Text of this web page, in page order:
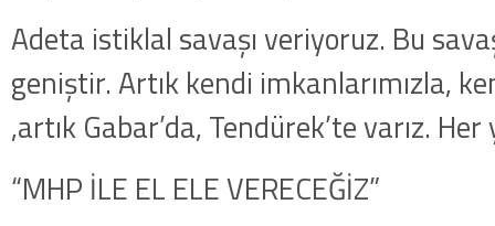
Adeta istiklal savaşı veriyoruz. Bu
geniştir. Artık kendi imkanlarımızla,
,artık Gabar’da, Tendürek’te varız. Her
“MHP İLE EL ELE VERECEĞİZ”